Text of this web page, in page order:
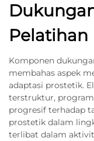
Pelatihan
Komponen
membahas aspek
adaptasi prostetik.
terstruktur, program
progresif terhadap
prostetik dalam
terlibat dalam